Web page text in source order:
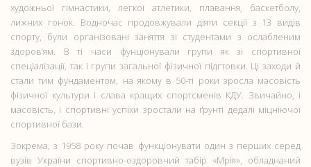
художньої гімнастики, легкої атлетики, плавання, баскетболу,
лижних гонок. Водночас продовжували діяти секції з 13 видів
спорту, були організовані заняття зі студентами з ослабленим
здоров’ям. В ті часи фунціонували групи як зі спортивної
спеціалізації, так і групи загальної фізичної підгтовки. Ці заходи й
стали тим фундаментом, на якому в 50-ті роки зросла масовість
фізичної культури і слава кращих спортсменів КДУ. Звичайно, і
масовість, і спортивні успіхи зростали на ґрунті дедалі міцніючої
спортивної бази.
Зокрема, з 1958 року почав функціонувати один з перших серед
вузів України спортивно-оздоровчий табір «Мрія», обладнаний